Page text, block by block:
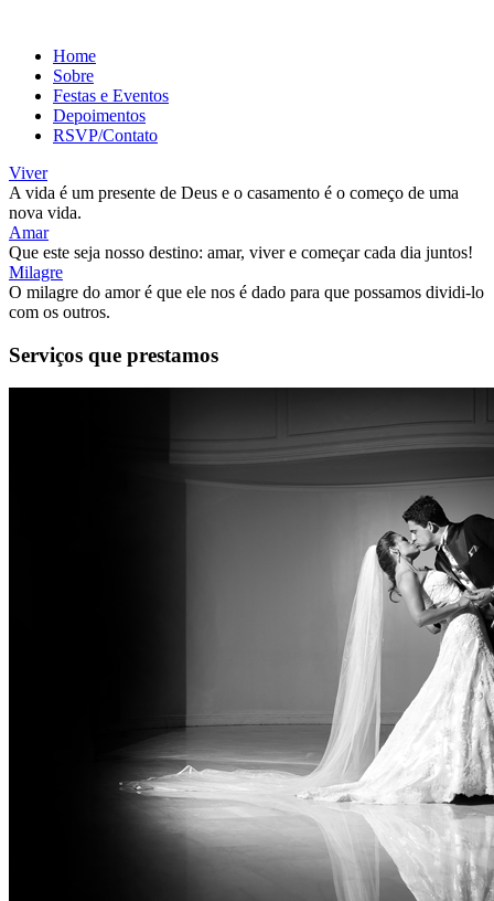
Home
Sobre
Festas e Eventos
Depoimentos
RSVP/Contato
Viver
A vida é um presente de Deus e o casamento é o começo de uma
nova vida.
Amar
Que este seja nosso destino: amar, viver e começar cada dia juntos!
Milagre
O milagre do amor é que ele nos é dado para que possamos dividi-lo
com os outros.
Serviços que prestamos